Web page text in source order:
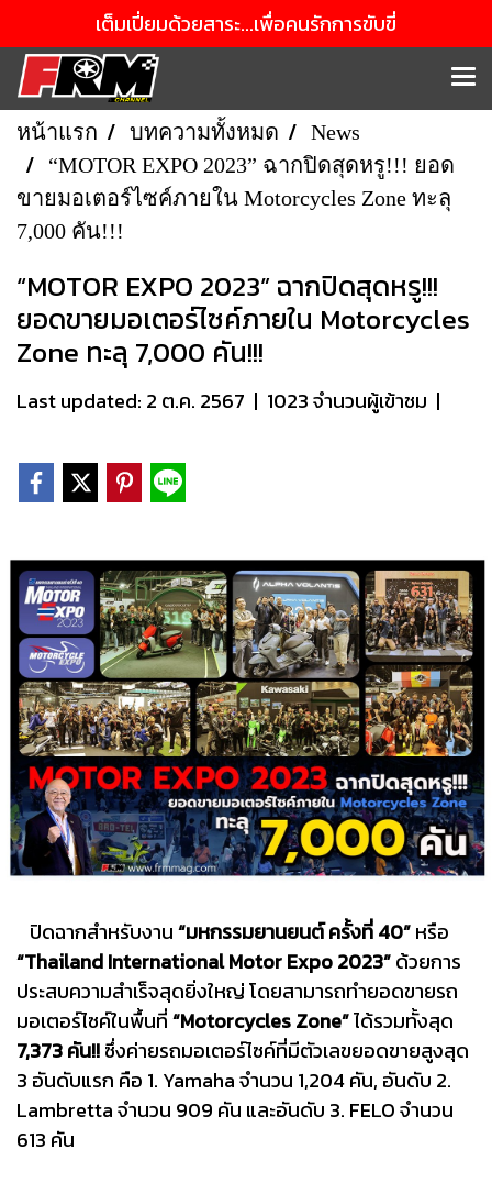
เต็มเปี่ยมด้วยสาระ...เพื่อคนรักการขับขี่
หน้าแรก บทความทั้งหมด
News
“MOTOR EXPO 2023” ฉากปิดสุดหรู!!! ยอด
ขายมอเตอร์ไซค์ภายใน Motorcycles Zone ทะลุ
7,000 คัน!!!
“MOTOR EXPO 2023” ฉากปิดสุดหรู!!!
ยอดขายมอเตอร์ไซค์ภายใน Motorcycles
Zone ทะลุ 7,000 คัน!!!
Last updated: 2 ต.ค. 2567 | 1023 จำนวนผู้เข้าชม |
ปิดฉากสำหรับงาน“มหกรรมยานยนต์ ครั้งที่ 40”หรือ
“Thailand International Motor Expo 2023”ด้วยการ
ประสบความสำเร็จสุดยิ่งใหญ่ โดยสามารถทำยอดขายรถ
มอเตอร์ไซค์ในพื้นที่“Motorcycles Zone”ได้รวมทั้งสุด
7,373 คัน!!ซึ่งค่ายรถมอเตอร์ไซค์ที่มีตัวเลขยอดขายสูงสุด
3 อันดับแรก คือ 1. Yamaha จำนวน 1,204 คัน, อันดับ 2.
Lambretta จำนวน 909 คัน และอันดับ 3. FELO จำนวน
613 คัน